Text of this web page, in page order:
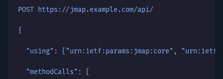
POST https://jmap.example.com/api/
{
"using": ["urn:ietf:params:jmap:core",
  "methodCalls": [